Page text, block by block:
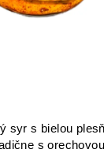
syr s bielou
s